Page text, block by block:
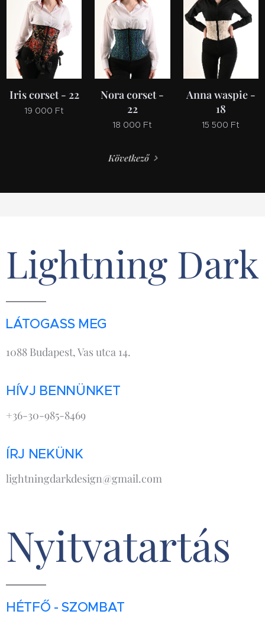
Iris corset - 22
19 000 Ft
Nora corset -
22
18 000 Ft
Anna waspie -
18
15 500 Ft
Következő
Lightning Dark
LÁTOGASS MEG
1088 Budapest, Vas utca 14.
HÍVJ BENNÜNKET
+36-30-985-8469
ÍRJ NEKÜNK
lightningdarkdesign@gmail.com
Nyitvatartás
HÉTFŐ - SZOMBAT